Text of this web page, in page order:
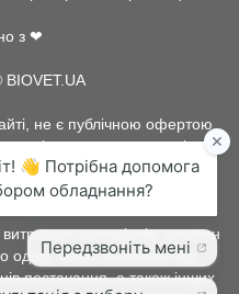
з ❤
не є публічною офертою.
копіювання, можливо тільки
BIOVET.UA.
матеріалів, рентген
одягу, може залежати від
постачання, а також інших